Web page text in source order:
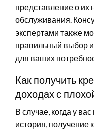
представление о их
обслуживания.
экспертами также
правильный выбор
для ваших
Как получить
доходах с
В случае, когда у
история, получение